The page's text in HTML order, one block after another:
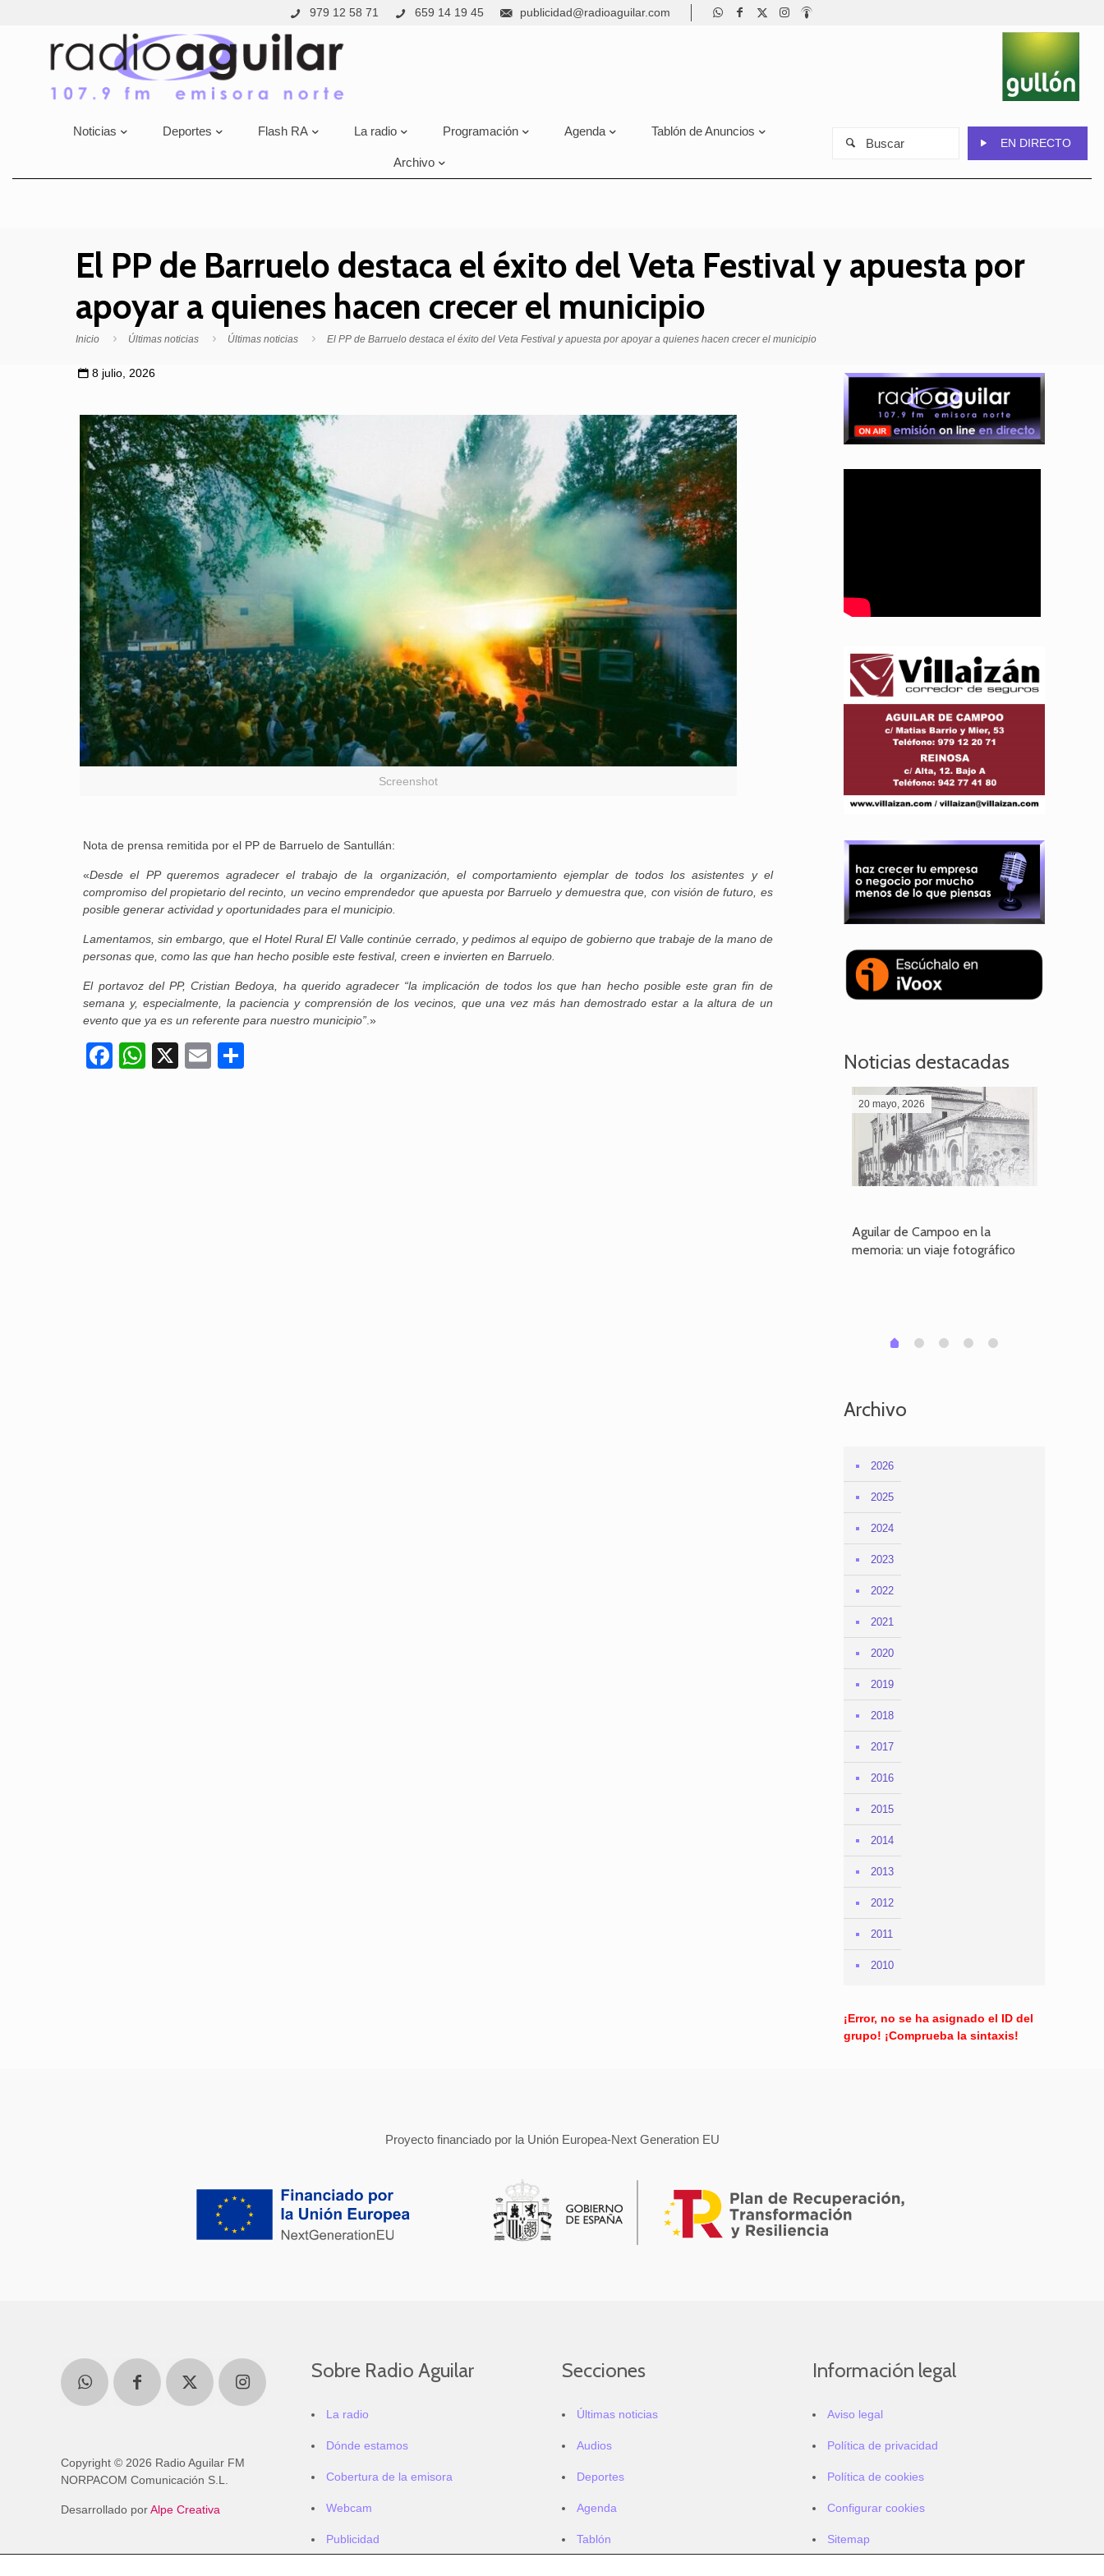
979 12 58 71 659 14 19 45 publicidad@radioaguilar.com
Noticias Deportes Flash RA La radio Programación Agenda Tablón de Anuncios
Archivo
EN DIRECTO
El PP de Barruelo destaca el éxito del Veta Festival y apuesta por
apoyar a quienes hacen crecer el municipio
Inicio Últimas noticias Últimas noticias El PP de Barruelo destaca el éxito del Veta Festival y apuesta por apoyar a quienes hacen crecer el municipio
8 julio, 2026
Screenshot
Nota de prensa remitida por el PP de Barruelo de Santullán:
«Desde el PP queremos agradecer el trabajo de la organización, el comportamiento ejemplar de todos los asistentes y el
compromiso del propietario del recinto, un vecino emprendedor que apuesta por Barruelo y demuestra que, con visión de futuro, es
posible generar actividad y oportunidades para el municipio.
Lamentamos, sin embargo, que el Hotel Rural El Valle continúe cerrado, y pedimos al equipo de gobierno que trabaje de la mano de
personas que, como las que han hecho posible este festival, creen e invierten en Barruelo.
El portavoz del PP, Cristian Bedoya, ha querido agradecer “la implicación de todos los que han hecho posible este gran fin de
semana y, especialmente, la paciencia y comprensión de los vecinos, que una vez más han demostrado estar a la altura de un
evento que ya es un referente para nuestro municipio” .»
Facebook
WhatsApp
X Email Noticias destacadas
20 mayo, 2026
Aguilar de Campoo en la
memoria: un viaje fotográfico
0 1 2 3 4
Archivo
2026
2025
2024
2023
2022
2021
2020
2019
2018
2017
2016
2015
2014
2013
2012
2011
2010
¡Error, no se ha asignado el ID del
grupo! ¡Comprueba la sintaxis!
Proyecto financiado por la Unión Europea-Next Generation EU
Copyright © 2026 Radio Aguilar FM
NORPACOM Comunicación S.L.
Desarrollado porAlpe Creativa
Sobre Radio Aguilar
La radio
Dónde estamos
Cobertura de la emisora
Webcam
Publicidad
Secciones
Últimas noticias
Audios
Deportes
Agenda
Tablón
Información legal
Aviso legal
Política de privacidad
Política de cookies
Configurar cookies
Sitemap